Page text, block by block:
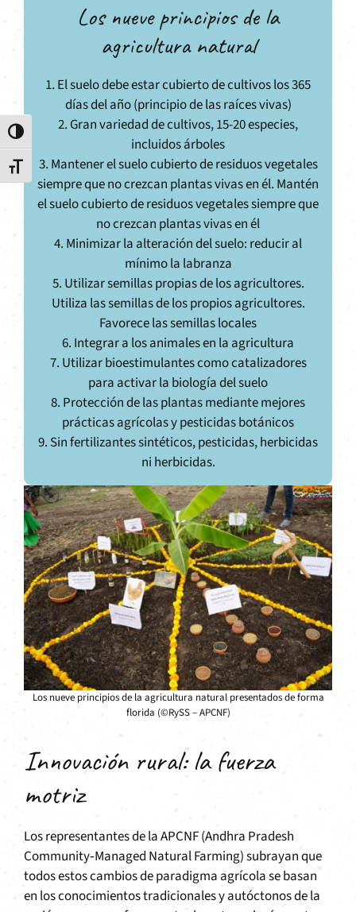
Alternar alto contraste
Alternar tamaño de letra
Los nueve principios de la
agricultura natural
1. El suelo debe estar cubierto de cultivos los 365
días del año (principio de las raíces vivas)
2. Gran variedad de cultivos, 15-20 especies,
incluidos árboles
3. Mantener el suelo cubierto de residuos vegetales
siempre que no crezcan plantas vivas en él. Mantén
el suelo cubierto de residuos vegetales siempre que
no crezcan plantas vivas en él
4. Minimizar la alteración del suelo: reducir al
mínimo la labranza
5. Utilizar semillas propias de los agricultores.
Utiliza las semillas de los propios agricultores.
Favorece las semillas locales
6. Integrar a los animales en la agricultura
7. Utilizar bioestimulantes como catalizadores
para activar la biología del suelo
8. Protección de las plantas mediante mejores
prácticas agrícolas y pesticidas botánicos
9. Sin fertilizantes sintéticos, pesticidas, herbicidas
ni herbicidas.
Los nueve principios de la agricultura natural presentados de forma
florida (©RySS – APCNF)
Innovación rural: la fuerza
motriz
Los representantes de la APCNF (Andhra Pradesh
Community‑Managed Natural Farming) subrayan que
todos estos cambios de paradigma agrícola se basan
en los conocimientos tradicionales y autóctonos de la